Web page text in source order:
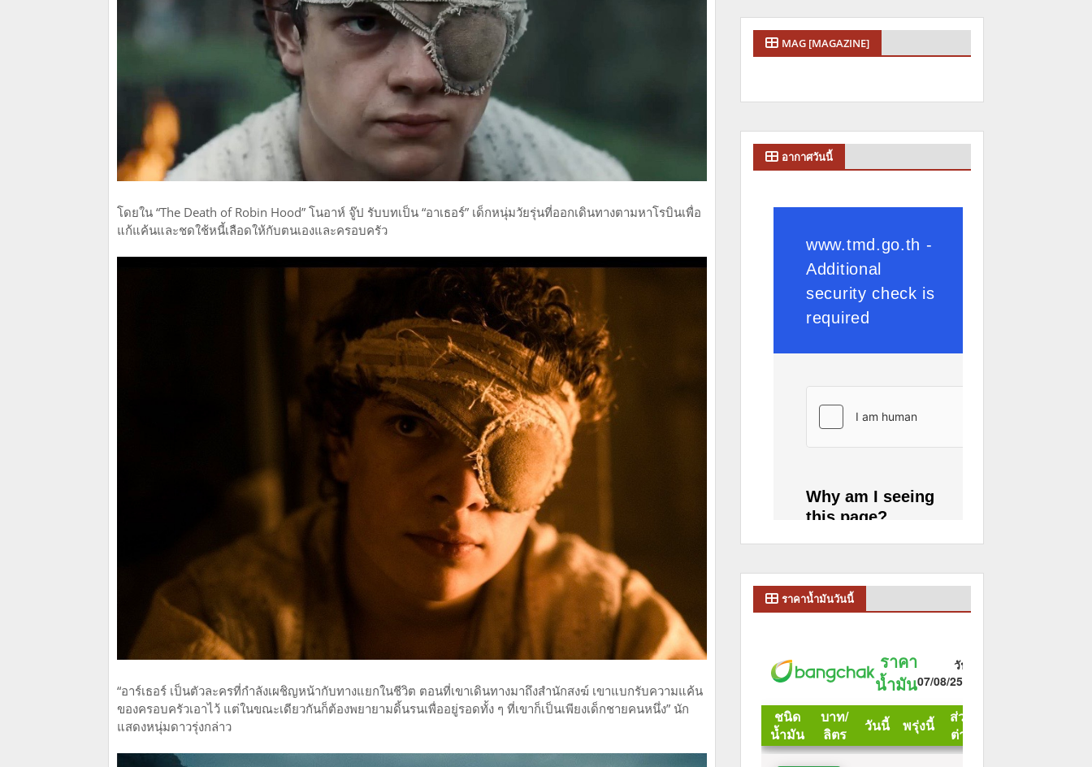
โดยใน “The Death of Robin Hood” โนอาห์ จู๊ป รับบทเป็น “อาเธอร์” เด็กหนุ่มวัยรุ่นที่ออกเดินทางตามหาโรบินเพื่อ
แก้แค้นและชดใช้หนี้เลือดให้กับตนเองและครอบครัว
“อาร์เธอร์ เป็นตัวละครที่กำลังเผชิญหน้ากับทางแยกในชีวิต ตอนที่เขาเดินทางมาถึงสำนักสงฆ์ เขาแบกรับความแค้น
ของครอบครัวเอาไว้ แต่ในขณะเดียวกันก็ต้องพยายามดิ้นรนเพื่ออยู่รอดทั้ง ๆ ที่เขาก็เป็นเพียงเด็กชายคนหนึ่ง” นัก
แสดงหนุ่มดาวรุ่งกล่าว
MAG [MAGAZINE]
อากาศวันนี้
ราคาน้ำมันวันนี้